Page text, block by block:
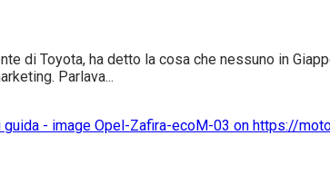
di Toyota, ha detto la cosa che nessuno in
Parlava...